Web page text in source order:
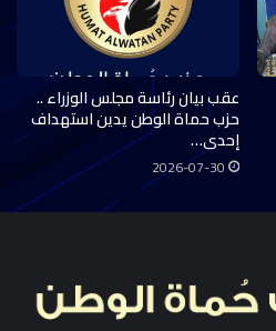
عقب بيان رئاسة مجلس الوزراء ..
حزب حماة الوطن يدين استهداف
إحدى…
2026-07-30